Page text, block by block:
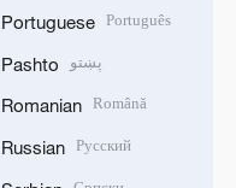
Portuguese Português
Pashto پښتو
Romanian Română
Russian Русский